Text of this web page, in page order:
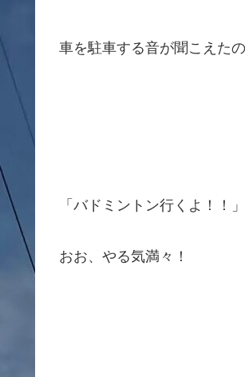
車を駐車する音が聞こえた
「バドミントン行くよ！！」
おお、やる気満々！